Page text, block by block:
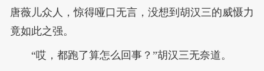
唐薇儿众人，惊得哑口无言，没想到胡汉三的威慑力
竟如此之强。
“哎，都跑了算怎么回事？”胡汉三无奈道。